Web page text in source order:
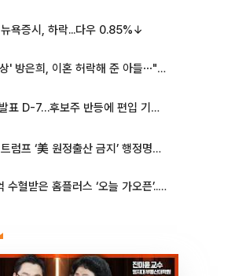
뉴욕증시, 하락...다우 0.85%↓
'특종세상' 방은희, 이혼 허락해 준 아들⋯"너무 잘 커줬다" 오열
MSCI 발표 D-7…후보주 반등에 편입 기대 재점화
트럼프 ‘美 원정출산 금지’ 행정명령 서명
2000억 수혈받은 홈플러스 ‘오늘 가오픈’...13일 정식 개장 시험대